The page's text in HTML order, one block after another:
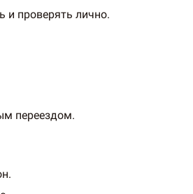
и проверять лично.
переездом.